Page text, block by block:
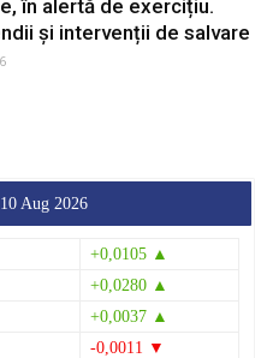
în alertă de exercițiu.
și intervenții de salvare
Aug 2026
+0,0105 ▲
+0,0280 ▲
+0,0037 ▲
-0,0011 ▼